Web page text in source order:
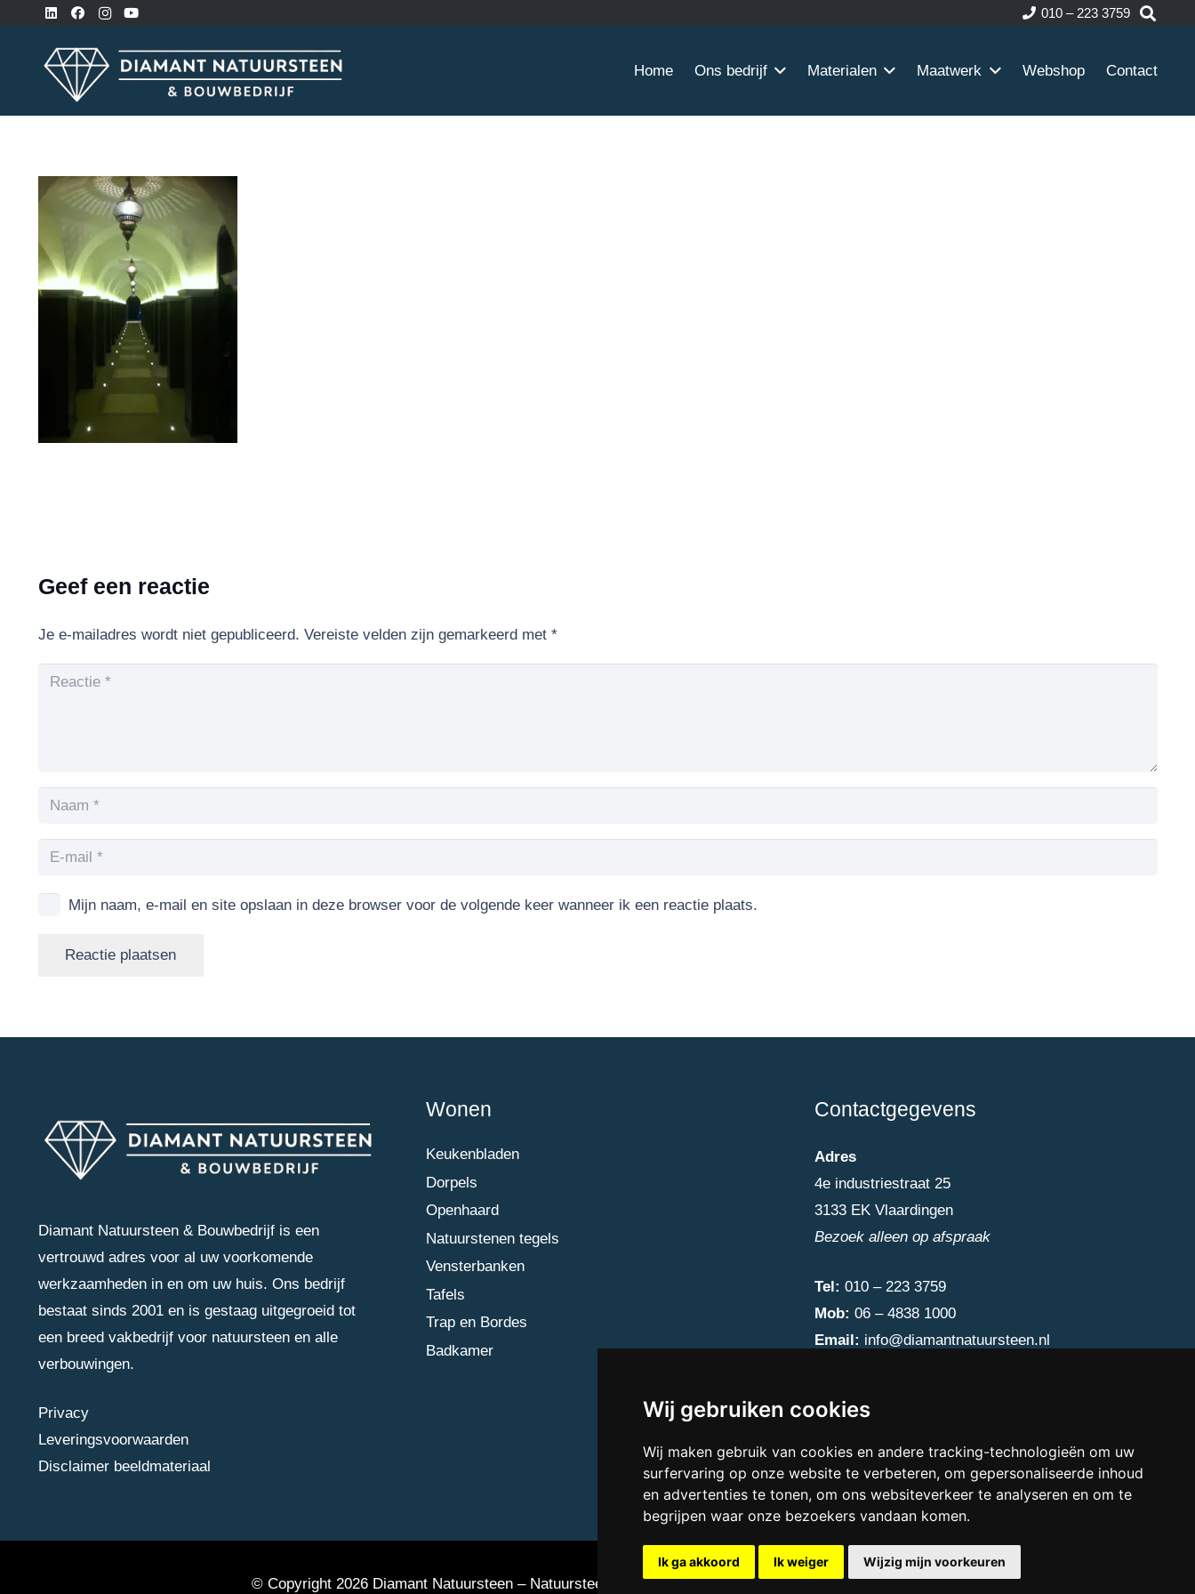
Wij gebruiken cookies
Wij maken gebruik van cookies en andere tracking-technologieën om uw
surfervaring op onze website te verbeteren, om gepersonaliseerde inhoud
en advertenties te tonen, om ons websiteverkeer te analyseren en om te
begrijpen waar onze bezoekers vandaan komen.
Ik ga akkoord Ik weiger Wijzig mijn voorkeuren
010 – 223 3759
Home Ons bedrijf Materialen Maatwerk Webshop Contact
Geef een reactie
Je e-mailadres wordt niet gepubliceerd. Vereiste velden zijn gemarkeerd met *
Mijn naam, e-mail en site opslaan in deze browser voor de volgende keer wanneer ik een reactie plaats.
Reactie plaatsen
Diamant Natuursteen & Bouwbedrijf is een
vertrouwd adres voor al uw voorkomende
werkzaamheden in en om uw huis. Ons bedrijf
bestaat sinds 2001 en is gestaag uitgegroeid tot
een breed vakbedrijf voor natuursteen en alle
verbouwingen.
Privacy
Leveringsvoorwaarden
Disclaimer beeldmateriaal
Wonen
Keukenbladen
Dorpels
Openhaard
Natuurstenen tegels
Vensterbanken
Tafels
Trap en Bordes
Badkamer
Contactgegevens
Adres
4e industriestraat 25
3133 EK Vlaardingen
Bezoek alleen op afspraak
Tel: 010 – 223 3759
Mob: 06 – 4838 1000
Email: info@diamantnatuursteen.nl
© Copyright 2026 Diamant Natuursteen – Natuursteen bedrijf Vlaardingen Update cookies preferences